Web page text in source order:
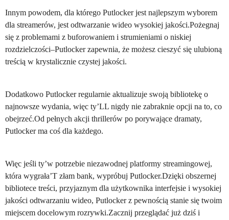
Innym powodem, dla którego Putlocker jest najlepszym wyborem
dla streamerów, jest odtwarzanie wideo wysokiej jakości.Pożegnaj
się z problemami z buforowaniem i strumieniami o niskiej
rozdzielczości–Putlocker zapewnia, że możesz cieszyć się ulubioną
treścią w krystalicznie czystej jakości.
Dodatkowo Putlocker regularnie aktualizuje swoją bibliotekę o
najnowsze wydania, więc ty’LL nigdy nie zabraknie opcji na to, co
obejrzeć.Od pełnych akcji thrillerów po porywające dramaty,
Putlocker ma coś dla każdego.
Więc jeśli ty’w potrzebie niezawodnej platformy streamingowej,
która wygrała’T złam bank, wypróbuj Putlocker.Dzięki obszernej
bibliotece treści, przyjaznym dla użytkownika interfejsie i wysokiej
jakości odtwarzaniu wideo, Putlocker z pewnością stanie się twoim
miejscem docelowym rozrywki.Zacznij przeglądać już dziś i